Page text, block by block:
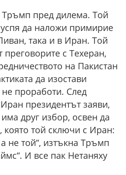
Тръмп пред дилема. Той
да наложи примирие
така и в Иран. Той
с Техеран,
на Пакистан
да изостави
проработи. След
президентът заяви,
друг избор, освен да
която той сключи с Иран:
не той“, изтъкна Тръмп
И все пак Нетаняху